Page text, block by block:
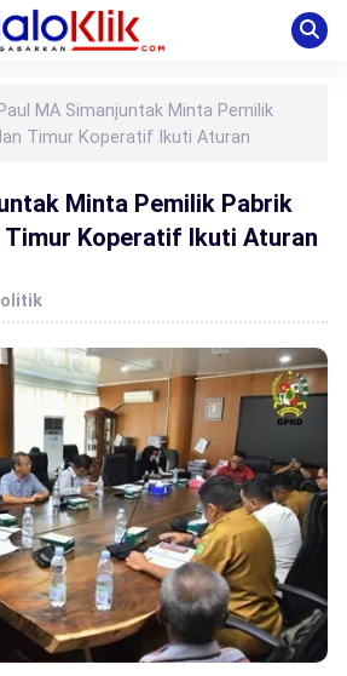
Paul MA Simanjuntak Minta Pemilik
Timur Koperatif Ikuti Aturan
Minta Pemilik Pabrik
Timur Koperatif Ikuti Aturan